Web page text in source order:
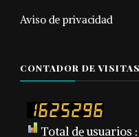
Aviso de privacidad
CONTADOR DE VISITAS
Total de usuarios :